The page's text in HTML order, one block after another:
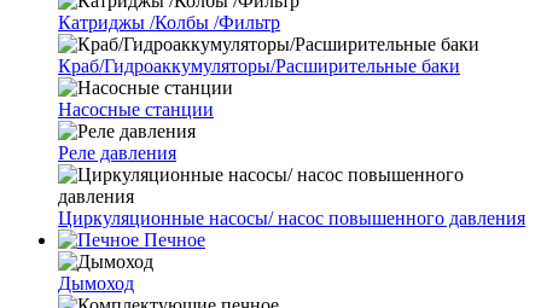
Катриджы /Колбы /Фильтр
Краб/Гидроаккумуляторы/Расширительные баки
Насосные станции
Реле давления
Циркуляционные насосы/ насос повышенного давления
Печное
Дымоход